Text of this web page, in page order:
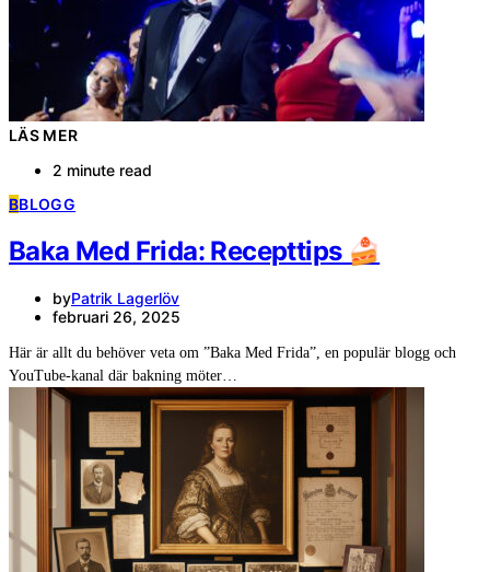
LÄS MER
2 minute read
BBLOGG
Baka Med Frida: Recepttips 🍰
byPatrik Lagerlöv
februari 26, 2025
Här är allt du behöver veta om ”Baka Med Frida”, en populär blogg och
YouTube-kanal där bakning möter…